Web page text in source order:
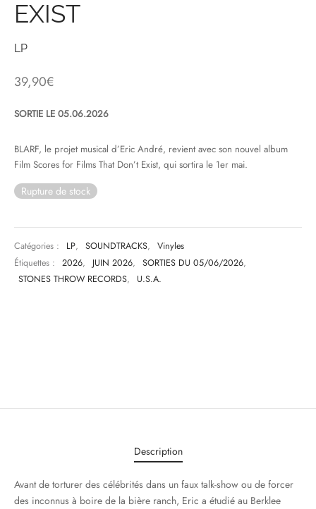
EXIST
LP
39,90€
SORTIE LE 05.06.2026
BLARF, le projet musical d’Eric André, revient avec son nouvel album
Film Scores for Films That Don’t Exist, qui sortira le 1er mai.
Rupture de stock
Catégories : LP, SOUNDTRACKS,
Vinyles
Étiquettes :
2026, JUIN 2026, SORTIES DU 05/06/2026,
STONES THROW RECORDS, U.S.A.
Description
Avant de torturer des célébrités dans un faux talk-show ou de forcer
des inconnus à boire de la bière ranch, Eric a étudié au Berklee
MUSIQUES IMPROVISEES
DU MONDE
CLASSIQUE